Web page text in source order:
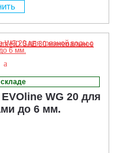
WG 20 для
до 6 мм.